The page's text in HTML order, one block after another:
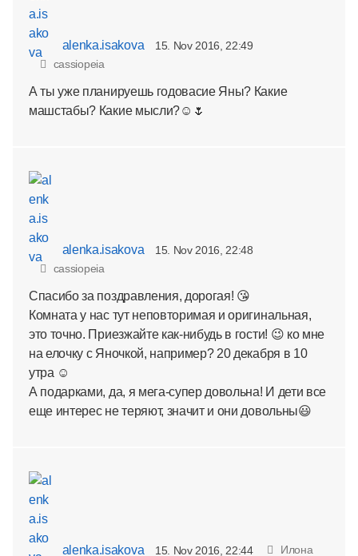
alenka.isakova
15. Nov 2016, 22:49
cassiopeia
А ты уже планируешь годовасие Яны? Какие
машстабы? Какие мысли?☺🌷
alenka.isakova
15. Nov 2016, 22:48
cassiopeia
Спасибо за поздравления, дорогая! 😘
Комната у нас тут неповторимая и оригинальная,
это точно. Приезжайте как-нибудь в гости! 😉 ко мне
на елочку с Яночкой, например? 20 декабря в 10
утра ☺
А подарками, да, я мега-супер довольна! И дети все
еще интерес не теряют, значит и они довольны😃
alenka.isakova 15. Nov 2016, 22:44 Илона